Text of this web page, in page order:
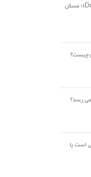
قطره چشمی دورزول (Durezole)؛ مسکن
چیست؟
می رسد؟
است یا